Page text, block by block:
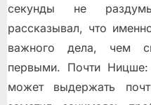
секунды не
рассказывал, что
важного дела, чем
первыми. Почти
может выдержать